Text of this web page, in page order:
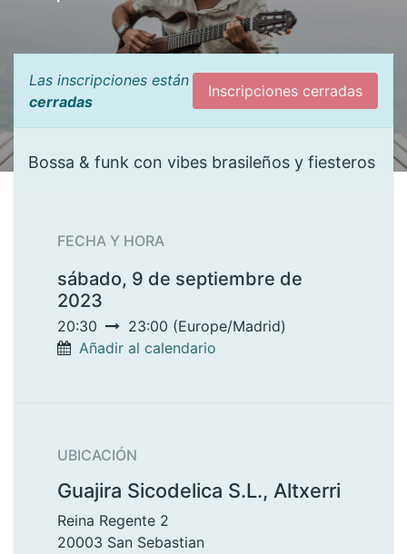
Las inscripciones están
cerradas
Inscripciones cerradas
Bossa & funk con vibes brasileños y fiesteros
FECHA Y HORA
sábado, 9 de septiembre de
2023
20:30 23:00 (Europe/Madrid)
Añadir al calendario
UBICACIÓN
Guajira Sicodelica S.L., Altxerri
Reina Regente 2
20003 San Sebastian